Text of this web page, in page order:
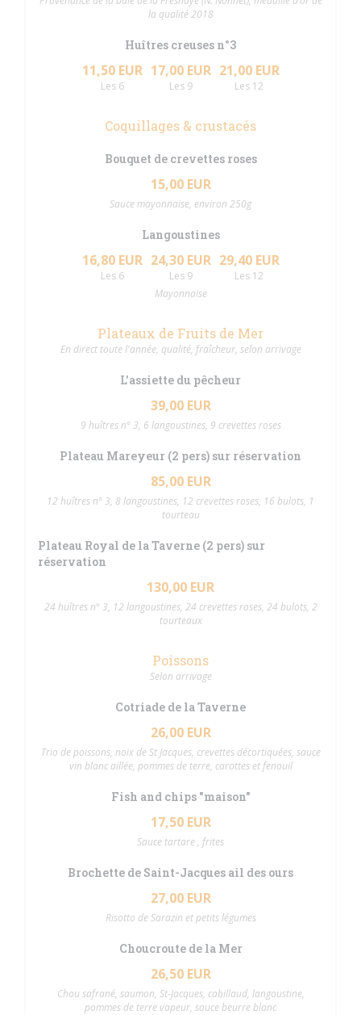
la qualité 2018
Huîtres creuses n°3
11,50 EUR
Les 6
17,00 EUR
Les 9
21,00 EUR
Les 12
Coquillages & crustacés
Bouquet de crevettes roses
15,00 EUR
Sauce mayonnaise, environ 250g
Langoustines
16,80 EUR
Les 6
24,30 EUR
Les 9
29,40 EUR
Les 12
Mayonnaise
Plateaux de Fruits de Mer
En direct toute l'année, qualité, fraîcheur, selon arrivage
L'assiette du pêcheur
39,00 EUR
9 huîtres n° 3, 6 langoustines, 9 crevettes roses
Plateau Mareyeur (2 pers) sur réservation
85,00 EUR
12 huîtres n° 3, 8 langoustines, 12 crevettes roses, 16 bulots, 1
tourteau
Plateau Royal de la Taverne (2 pers) sur
réservation
130,00 EUR
24 huîtres n° 3, 12 langoustines, 24 crevettes roses, 24 bulots, 2
tourteaux
Poissons
Selon arrivage
Cotriade de la Taverne
26,00 EUR
Trio de poissons, noix de St Jacques, crevettes décortiquées, sauce
vin blanc aillée, pommes de terre, carottes et fenouil
Fish and chips "maison"
17,50 EUR
Sauce tartare , frites
Brochette de Saint-Jacques ail des ours
27,00 EUR
Risotto de Sarazin et petits légumes
Choucroute de la Mer
26,50 EUR
Chou safrané, saumon, St-Jacques, cabillaud, langoustine,
pommes de terre vapeur, sauce beurre blanc